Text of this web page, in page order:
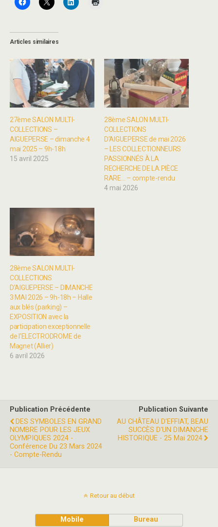
Articles similaires
27ème SALON MULTI-
COLLECTIONS –
AIGUEPERSE – dimanche 4
mai 2025 – 9h-18h
15 avril 2025
28ème SALON MULTI-
COLLECTIONS
D’AIGUEPERSE de mai 2026
– LES COLLECTIONNEURS
PASSIONNÉS À LA
RECHERCHE DE LA PIÈCE
RARE… – compte-rendu
4 mai 2026
28ème SALON MULTI-
COLLECTIONS
D’AIGUEPERSE – DIMANCHE
3 MAI 2026 – 9h-18h – Halle
aux blés (parking) –
EXPOSITION avec la
participation exceptionnelle
de l’ELECTRODROME de
Magnet (Allier)
6 avril 2026
Publication Précédente
DES SYMBOLES EN GRAND
NOMBRE POUR LES JEUX
OLYMPIQUES 2024 -
Conférence Du 23 Mars 2024
- Compte-Rendu
Publication Suivante
AU CHÂTEAU D'EFFIAT, BEAU
SUCCÈS D'UN DIMANCHE
HISTORIQUE - 25 Mai 2024
Retour au début
Mobile Bureau